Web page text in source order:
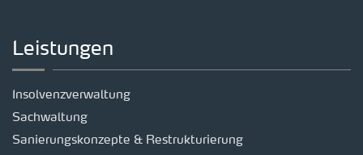
Leistungen
Insolvenzverwaltung
Sachwaltung
Sanierungskonzepte & Restrukturierung